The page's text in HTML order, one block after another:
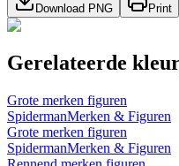
Download PNG Print
Gerelateerde
Grote merken figuren
SpidermanMerken & Figuren
Grote merken figuren
SpidermanMerken & Figuren